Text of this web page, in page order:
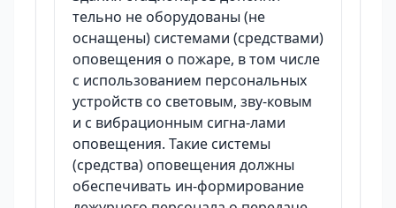
тельно не оборудованы (не
оснащены) системами (средствами)
оповещения о пожаре, в том числе
с использованием персональных
устройств со световым, зву-ковым
и с вибрационным сигна-лами
оповещения. Такие системы
(средства) оповещения должны
обеспечивать ин-формирование